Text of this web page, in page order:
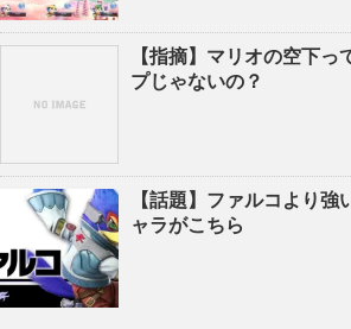
【指摘】マリオの空下っ
プじゃないの？
【話題】ファルコより強
ャラがこちら